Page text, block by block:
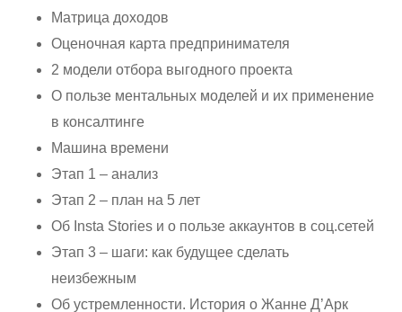
Матрица доходов
Оценочная карта предпринимателя
2 модели отбора выгодного проекта
О пользе ментальных моделей и их применение
в консалтинге
Машина времени
Этап 1 – анализ
Этап 2 – план на 5 лет
Об Insta Stories и о пользе аккаунтов в соц.сетей
Этап 3 – шаги: как будущее сделать
неизбежным
Об устремленности. История о Жанне Д’Арк